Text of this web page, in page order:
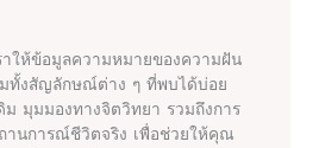
าให้ข้อมูลความหมายของความฝัน
มทั้งสัญลักษณ์ต่าง ๆ ที่พบได้บ่อย
ม มุมมองทางจิตวิทยา รวมถึงการ
านการณ์ชีวิตจริง เพื่อช่วยให้คุณ